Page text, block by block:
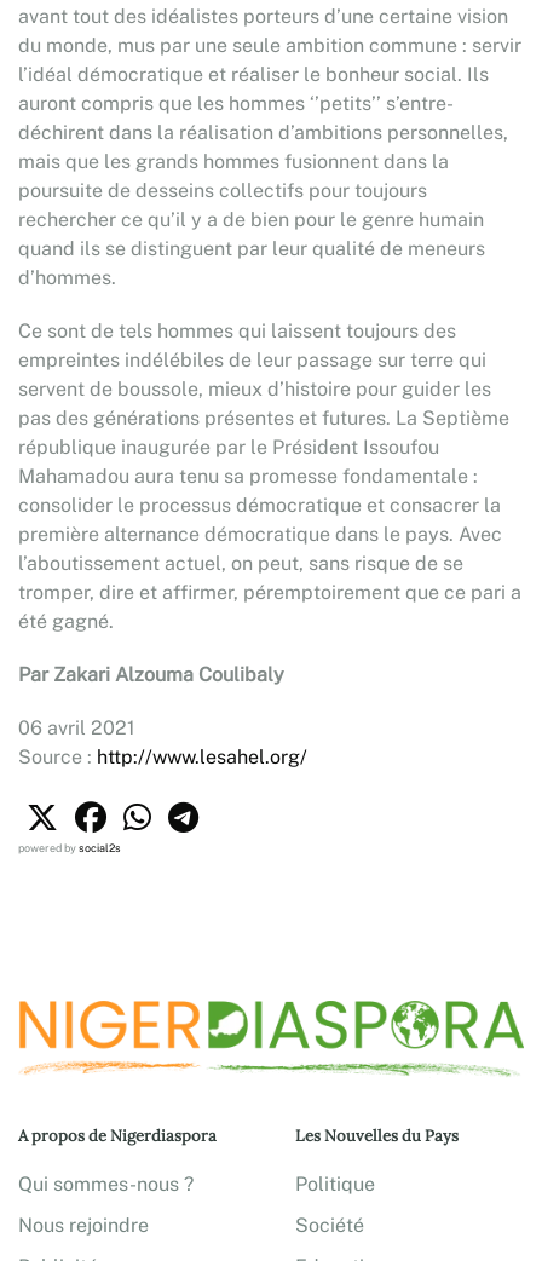
avant tout des idéalistes porteurs d’une certaine vision
du monde, mus par une seule ambition commune : servir
l’idéal démocratique et réaliser le bonheur social. Ils
auront compris que les hommes ‘’petits’’ s’entre-
déchirent dans la réalisation d’ambitions personnelles,
mais que les grands hommes fusionnent dans la
poursuite de desseins collectifs pour toujours
rechercher ce qu’il y a de bien pour le genre humain
quand ils se distinguent par leur qualité de meneurs
d’hommes.
Ce sont de tels hommes qui laissent toujours des
empreintes indélébiles de leur passage sur terre qui
servent de boussole, mieux d’histoire pour guider les
pas des générations présentes et futures. La Septième
république inaugurée par le Président Issoufou
Mahamadou aura tenu sa promesse fondamentale :
consolider le processus démocratique et consacrer la
première alternance démocratique dans le pays. Avec
l’aboutissement actuel, on peut, sans risque de se
tromper, dire et affirmer, péremptoirement que ce pari a
été gagné.
Par Zakari Alzouma Coulibaly
06 avril 2021
Source : http://www.lesahel.org/
powered bysocial2s
A propos de Nigerdiaspora
Qui sommes-nous ?
Nous rejoindre
Les Nouvelles du Pays
Politique
Société